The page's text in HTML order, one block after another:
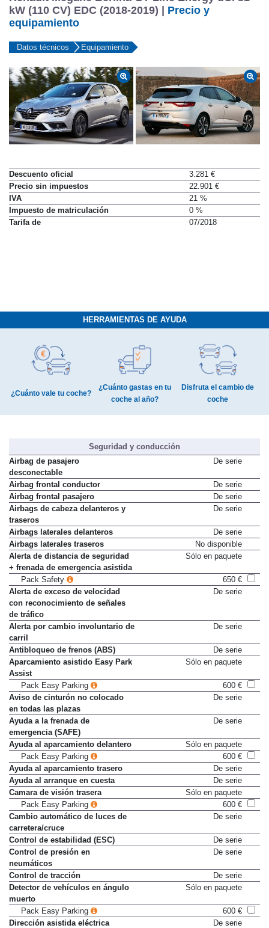
kW (110 CV) EDC (2018-2019) | Precio y
equipamiento
Datos técnicos Equipamiento
Descuento oficial
3.281 €
Precio sin impuestos
22.901 €
IVA
21 %
Impuesto de matriculación
0 %
Tarifa de
07/2018
HERRAMIENTAS DE AYUDA
¿Cuánto vale tu coche?
¿Cuánto gastas en tu
coche al año?
Disfruta el cambio de
coche
Seguridad y conducción
Airbag de pasajero
desconectable
De serie
Airbag frontal conductor
De serie
Airbag frontal pasajero
De serie
Airbags de cabeza delanteros y
traseros
De serie
Airbags laterales delanteros
De serie
Airbags laterales traseros
No disponible
Alerta de distancia de seguridad
+ frenada de emergencia asistida
Sólo en paquete
Pack Safety
650 €
Alerta de exceso de velocidad
con reconocimiento de señales
de tráfico
De serie
Alerta por cambio involuntario de
carril
De serie
Antibloqueo de frenos (ABS)
De serie
Aparcamiento asistido Easy Park
Assist
Sólo en paquete
Pack Easy Parking
600 €
Aviso de cinturón no colocado
en todas las plazas
De serie
Ayuda a la frenada de
emergencia (SAFE)
De serie
Ayuda al aparcamiento delantero
Sólo en paquete
Pack Easy Parking
600 €
Ayuda al aparcamiento trasero
De serie
Ayuda al arranque en cuesta
De serie
Camara de visión trasera
Sólo en paquete
Pack Easy Parking
600 €
Cambio automático de luces de
carretera/cruce
De serie
Control de estabilidad (ESC)
De serie
Control de presión en
neumáticos
De serie
Control de tracción
De serie
Detector de vehículos en ángulo
muerto
Sólo en paquete
Pack Easy Parking
600 €
Dirección asistida eléctrica
De serie